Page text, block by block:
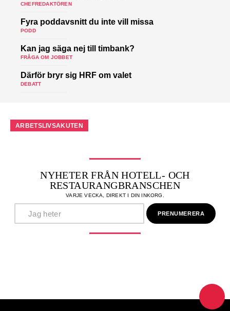
CHEFREDAKTÖREN
Fyra poddavsnitt du inte vill missa
PODD
Kan jag säga nej till timbank?
FRÅGA OM JOBBET
Därför bryr sig HRF om valet
DEBATT
ARBETSLIVSAKUTEN
NYHETER FRÅN HOTELL- OCH
RESTAURANGBRANSCHEN
VARJE VECKA, DIREKT I DIN INKORG.